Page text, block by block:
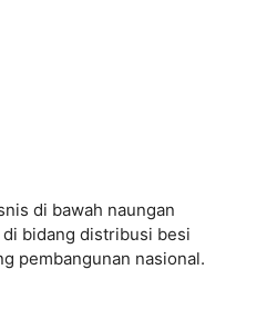
di bawah naungan
bidang distribusi besi
pembangunan nasional.